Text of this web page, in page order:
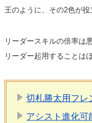
王のように、その2色が役
リーダースキルの倍率は
リーダー起用することは
切札勝太用フレ
アシスト進化可